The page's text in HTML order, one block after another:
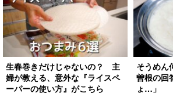
生春巻きだけじゃないの？ 主
婦が教える、意外な『ライスペ
ーパーの使い方』がこちら
そうめ
曽根の回
ょ…」